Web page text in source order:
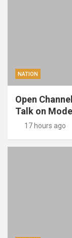
NATION
Open
Talk on
17 hours ago